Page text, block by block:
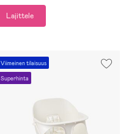
Lajittele
Viimeinen tilaisuus
Superhinta